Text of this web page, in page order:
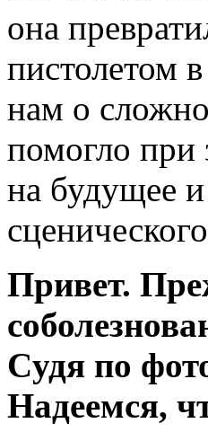
она
пистолетом
нам о
помогло при
на будущее
Привет.
Cудя по
Надеемся,